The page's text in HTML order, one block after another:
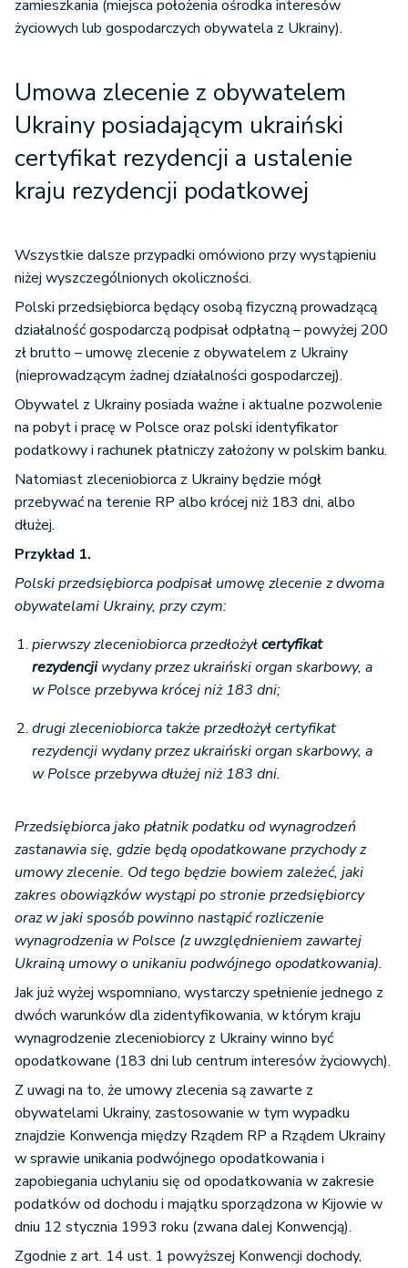
zamieszkania (miejsca położenia ośrodka interesów
życiowych lub gospodarczych obywatela z Ukrainy).
Umowa zlecenie z obywatelem
Ukrainy posiadającym ukraiński
certyfikat rezydencji a ustalenie
kraju rezydencji podatkowej
Wszystkie dalsze przypadki omówiono przy wystąpieniu
niżej wyszczególnionych okoliczności.
Polski przedsiębiorca będący osobą fizyczną prowadzącą
działalność gospodarczą podpisał odpłatną – powyżej 200
zł brutto – umowę zlecenie z obywatelem z Ukrainy
(nieprowadzącym żadnej działalności gospodarczej).
Obywatel z Ukrainy posiada ważne i aktualne pozwolenie
na pobyt i pracę w Polsce oraz polski identyfikator
podatkowy i rachunek płatniczy założony w polskim banku.
Natomiast zleceniobiorca z Ukrainy będzie mógł
przebywać na terenie RP albo krócej niż 183 dni, albo
dłużej.
Przykład 1.
Polski przedsiębiorca podpisał umowę zlecenie z dwoma
obywatelami Ukrainy, przy czym:
pierwszy zleceniobiorca przedłożyłcertyfikat
rezydencjiwydany przez ukraiński organ skarbowy, a
w Polsce przebywa krócej niż 183 dni;
drugi zleceniobiorca także przedłożył certyfikat
rezydencji wydany przez ukraiński organ skarbowy, a
w Polsce przebywa dłużej niż 183 dni.
Przedsiębiorca jako płatnik podatku od wynagrodzeń
zastanawia się, gdzie będą opodatkowane przychody z
umowy zlecenie. Od tego będzie bowiem zależeć, jaki
zakres obowiązków wystąpi po stronie przedsiębiorcy
oraz w jaki sposób powinno nastąpić rozliczenie
wynagrodzenia w Polsce (z uwzględnieniem zawartej
Ukrainą umowy o unikaniu podwójnego opodatkowania).
Jak już wyżej wspomniano, wystarczy spełnienie jednego z
dwóch warunków dla zidentyfikowania, w którym kraju
wynagrodzenie zleceniobiorcy z Ukrainy winno być
opodatkowane (183 dni lub centrum interesów życiowych).
Z uwagi na to, że umowy zlecenia są zawarte z
obywatelami Ukrainy, zastosowanie w tym wypadku
znajdzie Konwencja między Rządem RP a Rządem Ukrainy
w sprawie unikania podwójnego opodatkowania i
zapobiegania uchylaniu się od opodatkowania w zakresie
podatków od dochodu i majątku sporządzona w Kijowie w
dniu 12 stycznia 1993 roku (zwana dalej Konwencją).
Zgodnie z art. 14 ust. 1 powyższej Konwencji dochody,